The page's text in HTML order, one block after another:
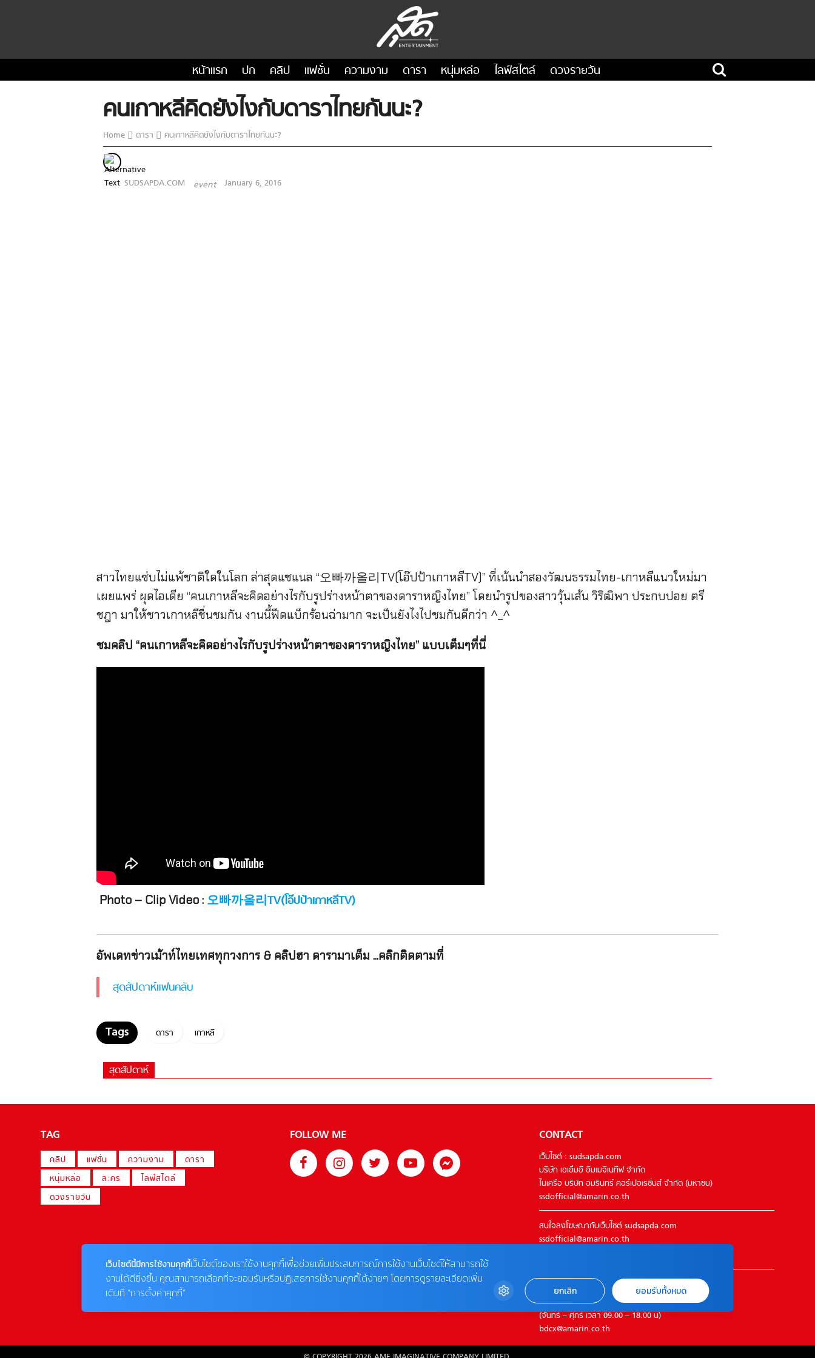
หน้าแรก ปก คลิป แฟชั่น ความงาม ดารา หนุ่มหล่อ ไลฟ์สไตล์ ดวงรายวัน
คนเกาหลีคิดยังไงกับดาราไทยกันนะ?
Home ดารา คนเกาหลีคิดยังไงกับดาราไทยกันนะ?
SUDSAPDA.COM event January 6, 2016
สาวไทยแซ่บไม่แพ้ชาติใดในโลก ล่าสุดแชแนล “오빠까올리TV(โอ๊ปป้าเกาหลีTV)” ที่เน้นนำสองวัฒนธรรมไทย-เกาหลีแนวใหม่มา
เผยแพร่ ผุดไอเดีย “คนเกาหลีจะคิดอย่างไรกับรูปร่างหน้าตาของดาราหญิงไทย” โดยนำรูปของสาววุ้นเส้น วิริฒิพา ประกบปอย ตรี
ชฎา มาให้ชาวเกาหลีชื่นชมกัน งานนี้ฟีดแบ็กร้อนฉ่ามาก จะเป็นยังไงไปชมกันดีกว่า ^_^
ชมคลิป “คนเกาหลีจะคิดอย่างไรกับรูปร่างหน้าตาของดาราหญิงไทย” แบบเต็มๆที่นี่
Photo – Clip Video : 오빠까올리TV(โอ๊ปป้าเกาหลีTV)
อัพเดทข่าวเม้าท์ไทยเทศทุกวงการ & คลิปฮา ดารามาเต็ม ...คลิกติดตามที่
สุดสัปดาห์แฟนคลับ
ดารา เกาหลี
สุดสัปดาห์
TAG
คลิป แฟชั่น ความงาม
ดารา
หนุ่มหล่อ
ละคร
ไลฟ์สไตล์
ดวงรายวัน
FOLLOW ME CONTACT
เว็บไซต์ : sudsapda.com
บริษัท เอเอ็มอี อิมเมจิเนทีฟ จำกัด
ในเครือ บริษัท อมรินทร์ คอร์เปอเรชั่นส์ จำกัด (มหาชน)
ssdofficial@amarin.co.th
สนใจลงโฆษณากับเว็บไซต์ sudsapda.com
ssdofficial@amarin.co.th
ติดต่อแจ้งปัญหาหรือร้องเรียน
02-422-9999 ต่อ 4180
(จันทร์ – ศุกร์ เวลา 09.00 – 18.00 น)
bdcx@amarin.co.th
เว็บไซต์นี้มีการใช้งานคุกกี้เว็บไซต์ของเราใช้งานคุกกี้เพื่อช่วยเพิ่มประสบการณ์การใช้งานเว็บไซต์ให้สามารถใช้
งานได้ดียิ่งขึ้น คุณสามารถเลือกที่จะยอมรับหรือปฏิเสธการใช้งานคุกกี้ได้ง่ายๆ โดยการดูรายละเอียดเพิ่ม
เติมที่ “การตั้งค่าคุกกี้”
ยกเลิก ยอมรับทั้งหมด